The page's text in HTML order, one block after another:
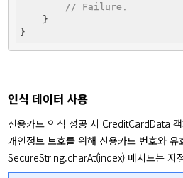
// Failure.
    }
인식 데이터 사용
신용카드 인식 성공 시 CreditCardData
개인정보 보호를 위해 신용카드 번호와
SecureString.charAt(index) 메서드는 지